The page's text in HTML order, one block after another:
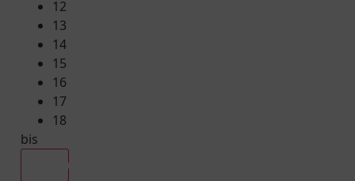
12
13
14
15
16
17
18
bis